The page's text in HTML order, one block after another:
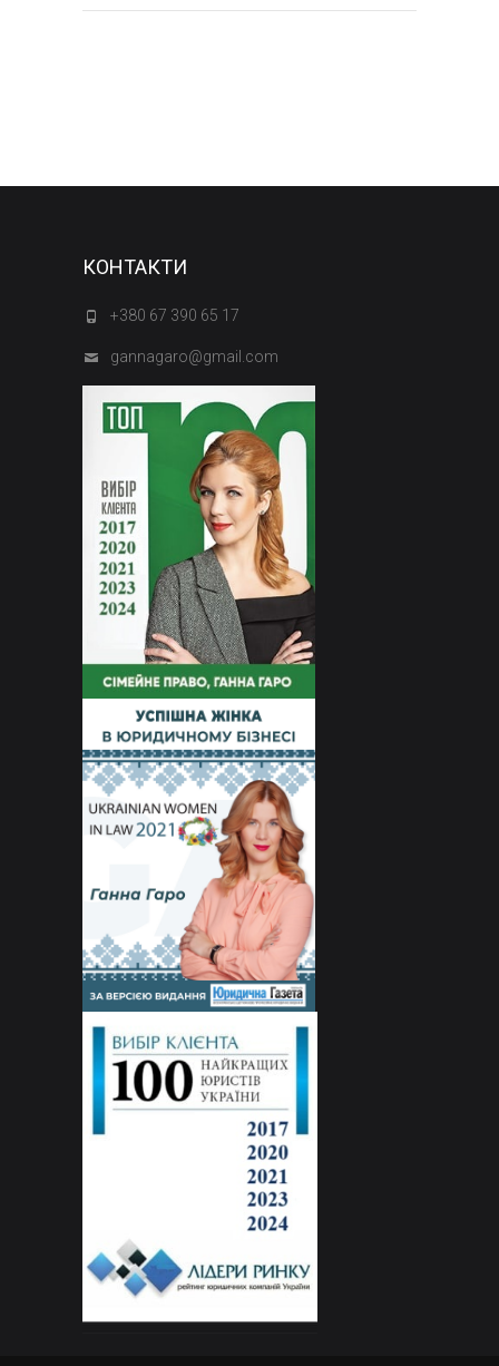
КОНТАКТИ
+380 67 390 65 17
gannagaro@gmail.com